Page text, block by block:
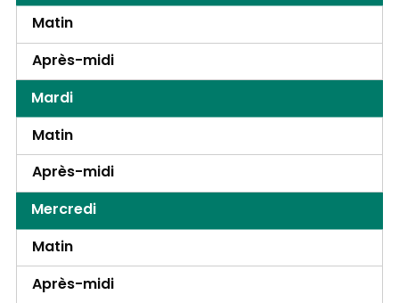
Matin
Après-midi
Mardi
Matin
Après-midi
Mercredi
Matin
Après-midi